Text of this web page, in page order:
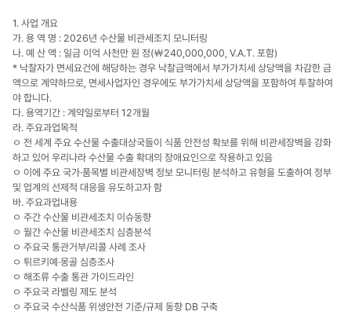
1. 사업 개요
가. 용 역 명 : 2026년 수산물 비관세조치 모니터링
나. 예 산 액 : 일금 이억 사천만 원 정(￦240,000,000, V.A.T. 포함)
* 낙찰자가 면세요건에 해당하는 경우 낙찰금액에서 부가가치세 상당액을 차감한 금
액으로 계약하므로, 면세사업자인 경우에도 부가가치세 상당액을 포함하여 투찰하여
야 합니다.
다. 용역기간 : 계약일로부터 12개월
라. 주요과업목적
ㅇ 전 세계 주요 수산물 수출대상국들이 식품 안전성 확보를 위해 비관세장벽을 강화
하고 있어 우리나라 수산물 수출 확대의 장애요인으로 작용하고 있음
ㅇ 이에 주요 국가·품목별 비관세장벽 정보 모니터링 분석하고 유형을 도출하여 정부
및 업계의 선제적 대응을 유도하고자 함
바. 주요과업내용
ㅇ 주간 수산물 비관세조치 이슈동향
ㅇ 월간 수산물 비관세조치 심층분석
ㅇ 주요국 통관거부/리콜 사례 조사
ㅇ 튀르키예·몽골 심층조사
ㅇ 해조류 수출 통관 가이드라인
ㅇ 주요국 라벨링 제도 분석
ㅇ 주요국 수산식품 위생안전 기준/규제 동향 DB 구축